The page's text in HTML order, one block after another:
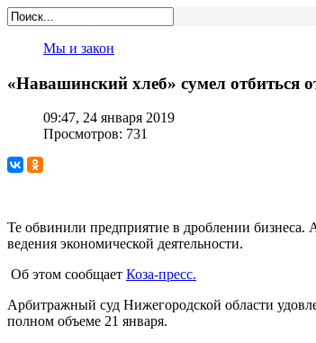
Мы и закон
«Навашинский хлеб» сумел отбиться
09:47, 24 января 2019
Просмотров: 731
Те обвинили предприятие в дроблении бизнеса.
ведения экономической деятельности.
Об этом сообщает Коза-пресс.
Арбитражный суд Нижегородской области
полном объеме 21 января.